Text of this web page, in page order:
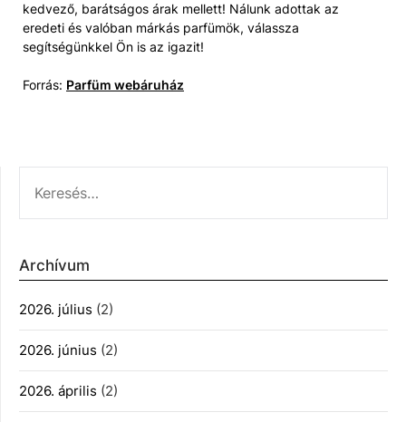
kedvező, barátságos árak mellett! Nálunk adottak az
eredeti és valóban márkás parfümök, válassza
segítségünkkel Ön is az igazit!
Forrás: Parfüm webáruház
Archívum
2026. július (2)
2026. június (2)
2026. április (2)